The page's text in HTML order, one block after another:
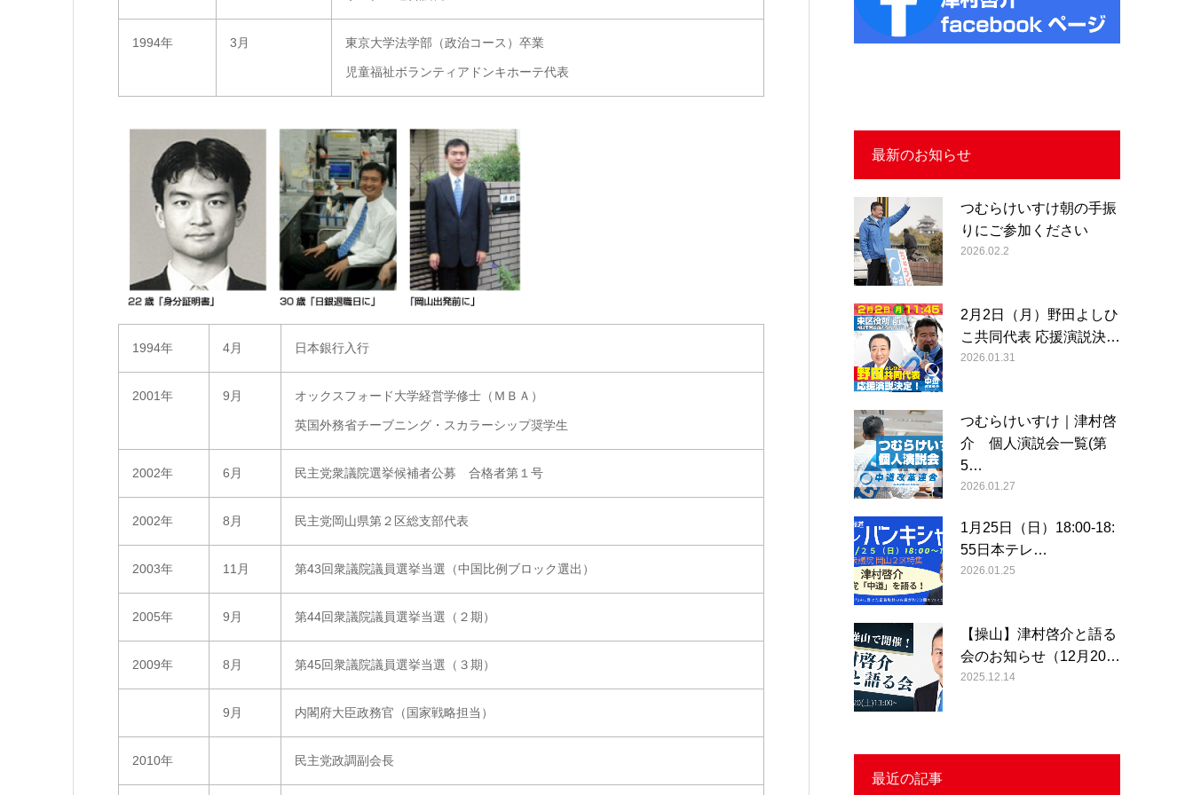
1994年 3月 東京大学法学部（政治コース）卒業
児童福祉ボランティアドンキホーテ代表
1994年 4月 日本銀行入行
2001年 9月 オックスフォード大学経営学修士（ＭＢＡ）
英国外務省チーブニング・スカラーシップ奨学生
2002年 6月 民主党衆議院選挙候補者公募 合格者第１号
2002年 8月 民主党岡山県第２区総支部代表
2003年 11月 第43回衆議院議員選挙当選（中国比例ブロック選出）
2005年 9月 第44回衆議院議員選挙当選（２期）
2009年 8月 第45回衆議院議員選挙当選（３期）
9月 内閣府大臣政務官（国家戦略担当）
2010年 民主党政調副会長
最新のお知らせ
つむらけいすけ朝の手振
りにご参加ください
2026.02.2
2月2日（月）野田よしひ
こ共同代表 応援演説決…
2026.01.31
つむらけいすけ｜津村啓
介 個人演説会一覧(第
5…
2026.01.27
1月25日（日）18:00-18:
55日本テレ…
2026.01.25
【操山】津村啓介と語る
会のお知らせ（12月20…
2025.12.14
最近の記事